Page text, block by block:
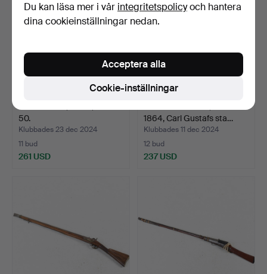
50.
Klubbades 23 dec 2024
11 bud
261 USD
1864, Carl Gustafs sta…
Klubbades 11 dec 2024
12 bud
237 USD
Du kan läsa mer i vår integritetspolicyoch hantera
dina cookieinställningar nedan.
Cookie-inställningar
Acceptera alla